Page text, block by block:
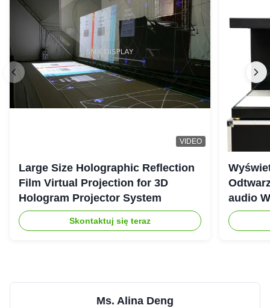
VIDEO
Large Size Holographic Reflection
Film Virtual Projection for 3D
Hologram Projector System
Skontaktuj się teraz
audio
Ms. Alina Deng